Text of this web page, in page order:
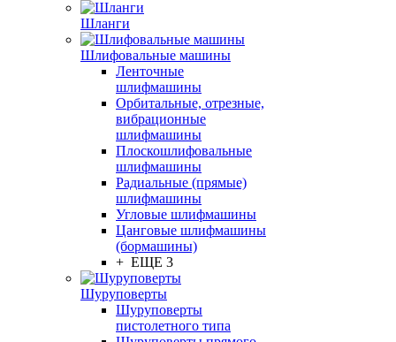
Шланги
Шлифовальные машины
Ленточные
шлифмашины
Орбитальные, отрезные,
вибрационные
шлифмашины
Плоскошлифовальные
шлифмашины
Радиальные (прямые)
шлифмашины
Угловые шлифмашины
Цанговые шлифмашины
(бормашины)
+ ЕЩЕ 3
Шуруповерты
Шуруповерты
пистолетного типа